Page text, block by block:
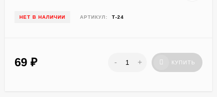
НЕТ В НАЛИЧИИ АРТИКУЛ: Т-24
69 ₽ - + КУПИТЬ